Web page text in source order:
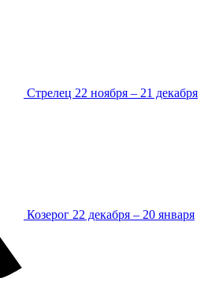
Стрелец 22 ноября – 21 декабря
Козерог 22 декабря – 20 января